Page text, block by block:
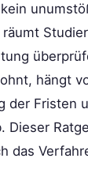
hängt
der Fristen
Dieser
das